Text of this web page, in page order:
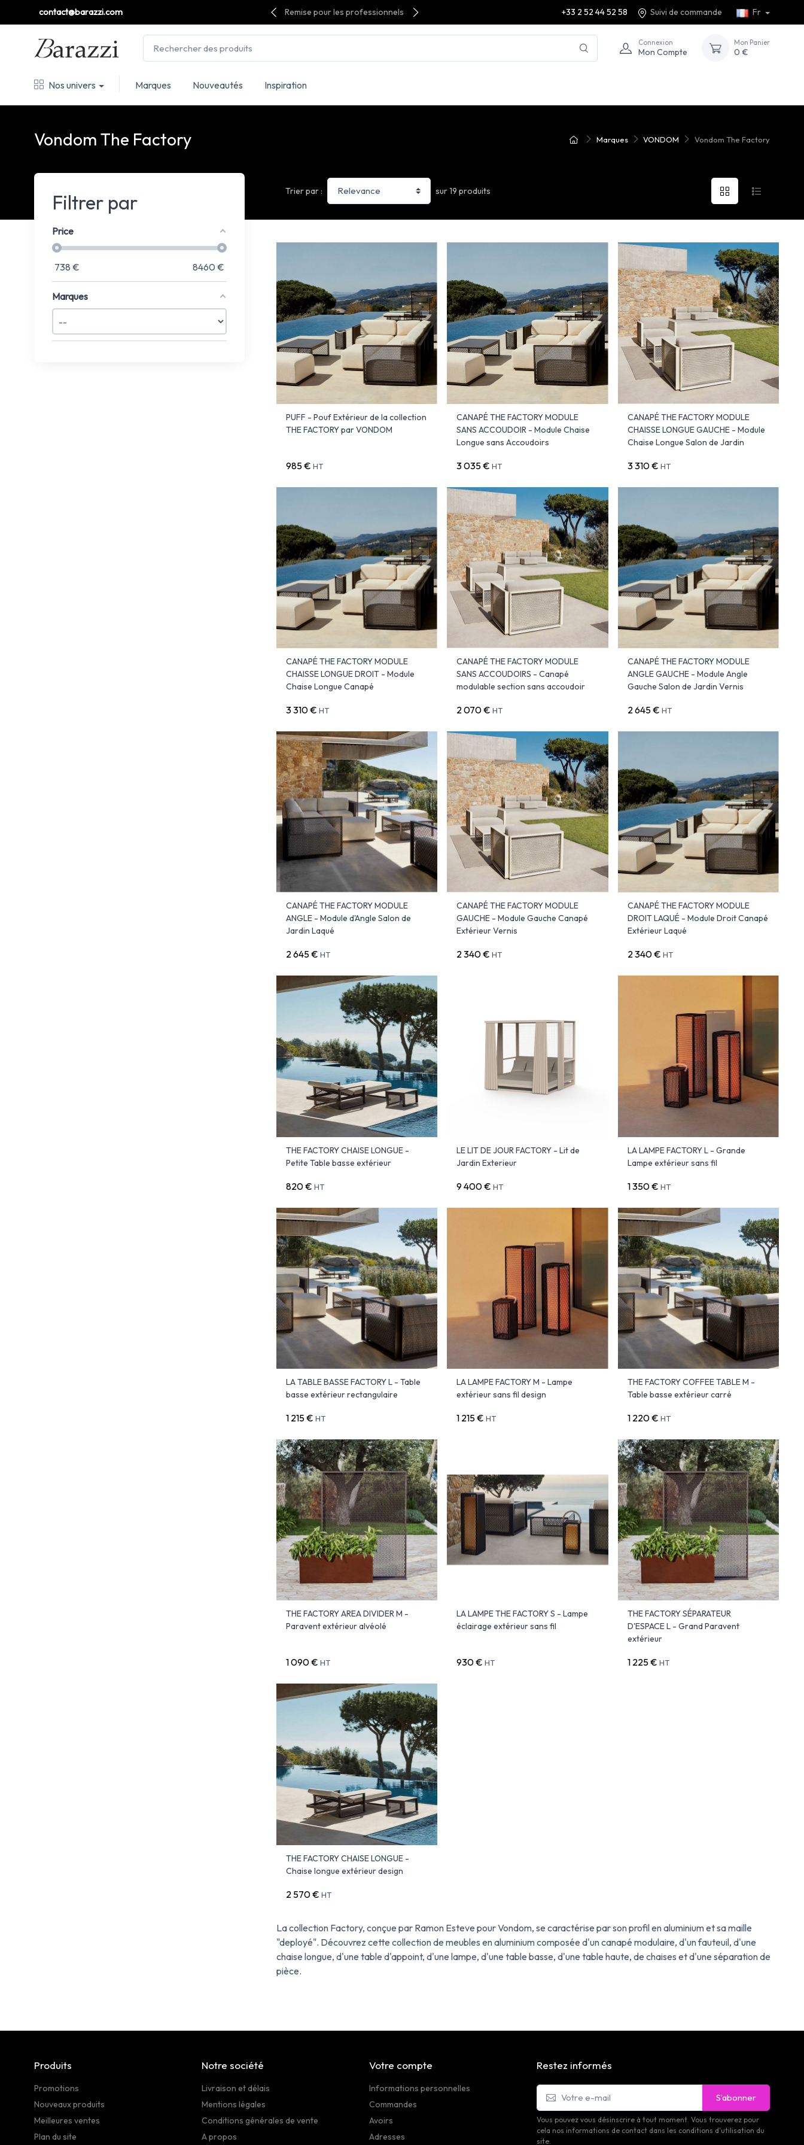
contact@barazzi.com Remise pour les professionnels +33 2 52 44 52 58 Suivi de commande Fr
Connexion
Mon Compte
Mon Panier
0 €
Nos univers Marques Nouveautés Inspiration
Marques VONDOM Vondom The Factory
Vondom The Factory
Filtrer par
Price
738 € 8460 €
Marques
Trier par : sur 19 produits
La collection Factory, conçue par Ramon Esteve pour Vondom, se caractérise par son profil en aluminium et sa maille
"deployé". Découvrez cette collection de meubles en aluminium composée d'un canapé modulaire, d'un fauteuil, d'une
chaise longue, d'une table d'appoint, d'une lampe, d'une table basse, d'une table haute, de chaises et d'une séparation de
pièce.
PUFF - Pouf Extérieur de la collection
THE FACTORY par VONDOM
985 € HT
CANAPÉ THE FACTORY MODULE
SANS ACCOUDOIR - Module Chaise
Longue sans Accoudoirs
3 035 € HT
CANAPÉ THE FACTORY MODULE
CHAISSE LONGUE GAUCHE - Module
Chaise Longue Salon de Jardin
3 310 € HT
CANAPÉ THE FACTORY MODULE
CHAISSE LONGUE DROIT - Module
Chaise Longue Canapé
3 310 € HT
CANAPÉ THE FACTORY MODULE
SANS ACCOUDOIRS - Canapé
modulable section sans accoudoir
2 070 € HT
CANAPÉ THE FACTORY MODULE
ANGLE GAUCHE - Module Angle
Gauche Salon de Jardin Vernis
2 645 € HT
CANAPÉ THE FACTORY MODULE
ANGLE - Module d'Angle Salon de
Jardin Laqué
2 645 € HT
CANAPÉ THE FACTORY MODULE
GAUCHE - Module Gauche Canapé
Extérieur Vernis
2 340 € HT
CANAPÉ THE FACTORY MODULE
DROIT LAQUÉ - Module Droit Canapé
Extérieur Laqué
2 340 € HT
THE FACTORY CHAISE LONGUE -
Petite Table basse extérieur
820 € HT
LE LIT DE JOUR FACTORY - Lit de
Jardin Exterieur
9 400 € HT
LA LAMPE FACTORY L - Grande
Lampe extérieur sans fil
1 350 € HT
LA TABLE BASSE FACTORY L - Table
basse extérieur rectangulaire
1 215 € HT
LA LAMPE FACTORY M - Lampe
extérieur sans fil design
1 215 € HT
THE FACTORY COFFEE TABLE M -
Table basse extérieur carré
1 220 € HT
THE FACTORY AREA DIVIDER M -
Paravent extérieur alvéolé
1 090 € HT
LA LAMPE THE FACTORY S - Lampe
éclairage extérieur sans fil
930 € HT
THE FACTORY SÉPARATEUR
D'ESPACE L - Grand Paravent
extérieur
1 225 € HT
THE FACTORY CHAISE LONGUE -
Chaise longue extérieur design
2 570 € HT
Produits
Promotions
Nouveaux produits
Meilleures ventes
Plan du site
Notre société
Livraison et délais
Mentions légales
Conditions générales de vente
A propos
Votre compte
Informations personnelles
Commandes
Avoirs
Adresses
Restez informés
S’abonner
Vous pouvez vous désinscrire à tout moment. Vous trouverez pour
cela nos informations de contact dans les conditions d'utilisation du
site.